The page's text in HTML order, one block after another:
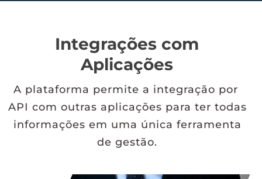
Integrações com
Aplicações
A plataforma permite a integração por
API com outras aplicações para ter todas
informações em uma única ferramenta
de gestão.